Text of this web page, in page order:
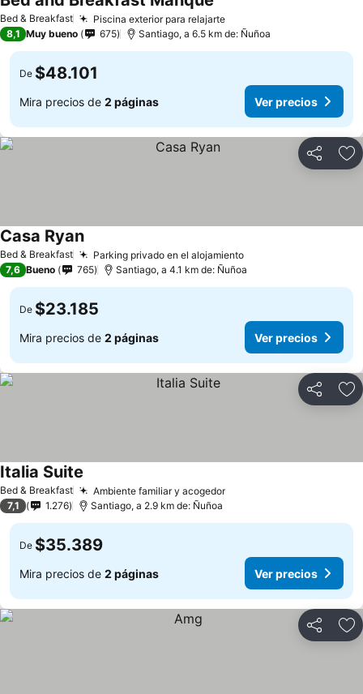
Bed & Breakfast Piscina exterior para relajarte
8,1 Muy bueno 675 Santiago, a 6.5 km de: Ñuñoa
De $48.101
Mira precios de 2 páginas Ver precios
Compartir
Bed & Breakfast Parking privado en el alojamiento
Casa Ryan
7,6 Bueno 765 Santiago, a 4.1 km de: Ñuñoa
De $23.185
Mira precios de 2 páginas Ver precios
Compartir
Bed & Breakfast Ambiente familiar y acogedor
Italia Suite
7,1 1.276 Santiago, a 2.9 km de: Ñuñoa
De $35.389
Mira precios de 2 páginas Ver precios
Compartir